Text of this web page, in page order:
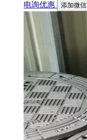
电询优惠
添加微信